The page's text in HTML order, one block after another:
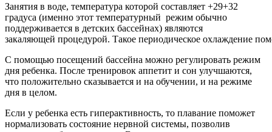
Занятия в воде, температура которой составляет +29+32
градуса (именно этот температурный режим обычно
поддерживается в детских бассейнах) являются
закаляющей процедурой. Такое периодическое охлаждение
С помощью посещений бассейна можно регулировать режим
дня ребенка. После тренировок аппетит и сон улучшаются,
что положительно сказывается и на обучении, и на режиме
дня в целом.
Если у ребенка есть гиперактивность, то плавание поможет
нормализовать состояние нервной системы, позволив